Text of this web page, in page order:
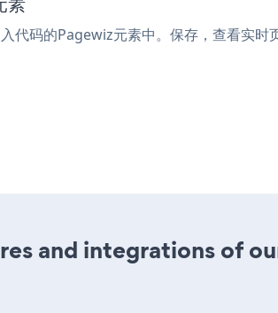
码的Pagewiz元素中。保存，查看实时
and integrations of